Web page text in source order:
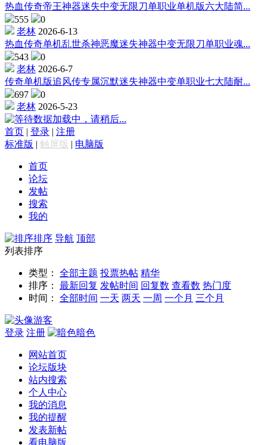
热血传奇帝王神器迷失中变无限刀单职业单机版六大陆简...
555
0
老林 2026-6-13
热血传奇单机乱世杀神恶魔迷失神器中变无限刀单职业魂...
543
0
老林 2026-6-7
传奇单机版追风传专属沉默迷失神器中变单职业七大陆耐...
697
0
老林 2026-5-23
数据加载中，请稍后...
首页 | 登录 | 注册
标准版 | 触屏版 | 电脑版
首页
论坛
发帖
搜索
我的
排序 导航 顶部
列表排序
类型： 全部主题 投票热帖 精华
排序：
最新回复 发帖时间 回复数 查看数 热门度
时间：
全部时间 一天 两天 一周 一个月 三个月
游客
登录 注册 暗色
网站首页
论坛版块
站内搜索
个人中心
我的消息
我的提醒
发表新帖
看电脑版